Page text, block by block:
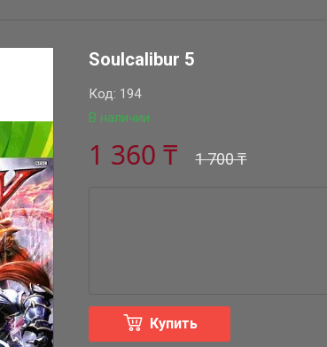
Soulcalibur 5
В наличии
Код: 194
1 700 ₸
1 360 ₸
Купить